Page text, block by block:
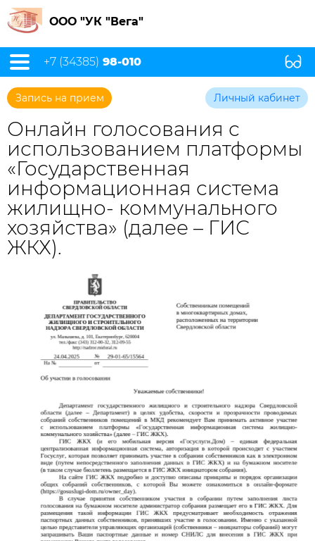
ООО "УК "Вега"
+7 (34385) 98-010
Запись на прием Личный кабинет
Онлайн голосования с
использованием платформы
«Государственная
информационная система
жилищно- коммунального
хозяйства» (далее – ГИС
ЖКХ).